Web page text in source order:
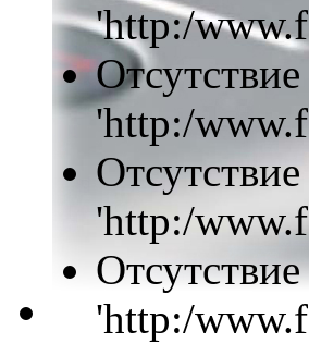
'http:/
'http:/
'http:/
'http:/